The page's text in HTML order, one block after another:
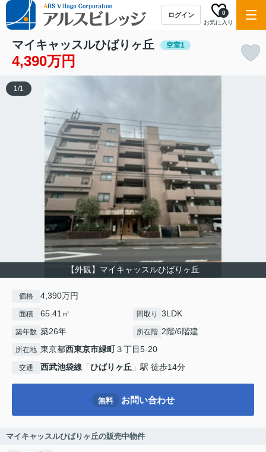
ログイン
お気に入り
0
マイキャッスルひばりヶ丘 空室1
4,390万円
【外観】マイキャッスルひばりヶ丘
1/1
価格 4,390万円
面積 65.41㎡ 間取り 3LDK
築年数 築26年 所在階 2階/6階建
所在地 東京都西東京市緑町３丁目5-20
交通 西武池袋線 「ひばりヶ丘 」駅 徒歩14分
無料 お問い合わせ
マイキャッスルひばりヶ丘の販売中物件